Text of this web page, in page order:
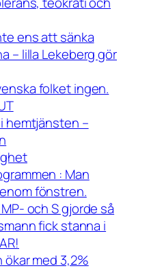
ens att sänka
– lilla Lekeberg gör
folket ingen.
hemtjänsten –
: Man
fönstren.
och S gjorde så
fick stanna i
ökar med 3,2%